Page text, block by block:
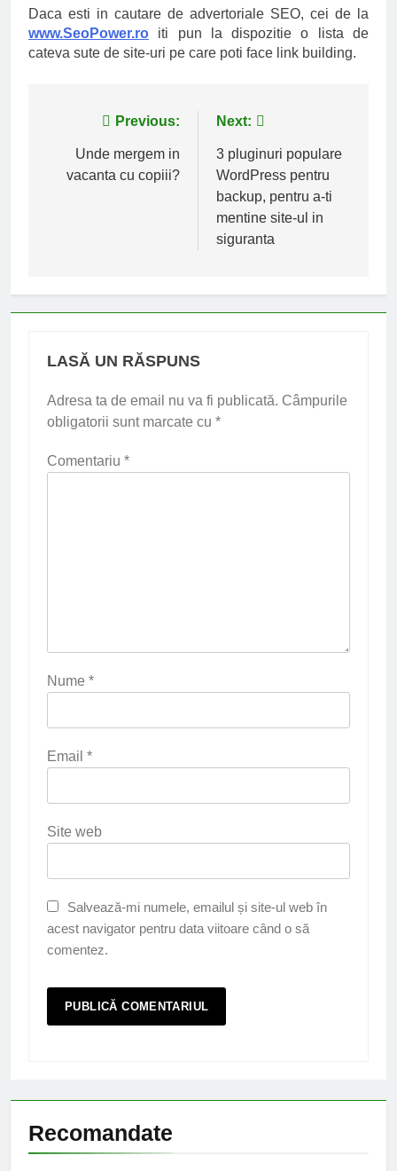
Daca esti in cautare de advertoriale SEO, cei de la
www.SeoPower.ro iti pun la dispozitie o lista de
cateva sute de site-uri pe care poti face link building.
NavigarePrevious:
Unde mergem in
vacanta cu copiii?
Next:
3 pluginuri populare
WordPress pentru
backup, pentru a-ti
mentine site-ul in
siguranta
LASĂ UN RĂSPUNS
Adresa ta de email nu va fi publicată. Câmpurile
obligatorii sunt marcate cu *
Comentariu *
Nume *
Email *
Site web
Salvează-mi numele, emailul și site-ul web în
acest navigator pentru data viitoare când o să
comentez.
Recomandate